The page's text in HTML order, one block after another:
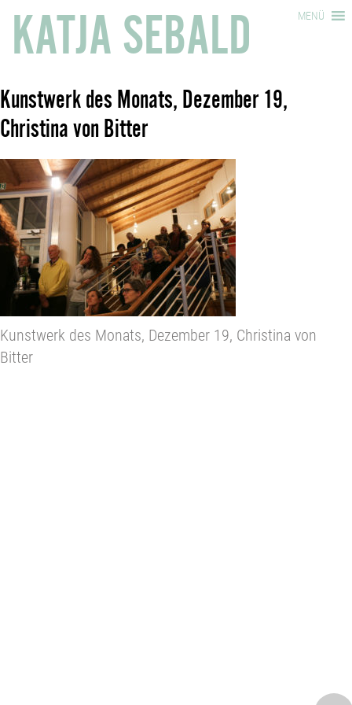
KATJA SEBALD MENÜ
Kunstwerk des Monats, Dezember 19,
Christina von Bitter
Kunstwerk des Monats, Dezember 19, Christina von
Bitter